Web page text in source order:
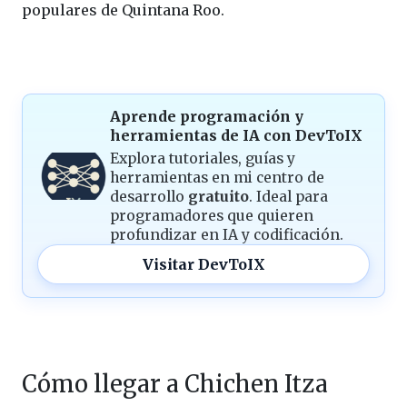
populares de Quintana Roo.
Aprende programación y
herramientas de IA con DevToIX
Explora tutoriales, guías y
herramientas en mi centro de
desarrollo gratuito. Ideal para
programadores que quieren
profundizar en IA y codificación.
Visitar DevToIX
Cómo llegar a Chichen Itza